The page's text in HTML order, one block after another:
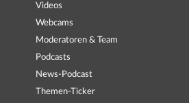
Videos
Webcams
Moderatoren & Team
Podcasts
News-Podcast
Themen-Ticker